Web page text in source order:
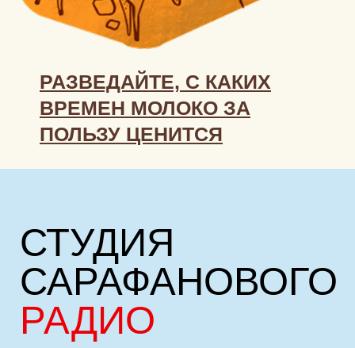
РАЗВЕДАЙТЕ, С КАКИХ
ВРЕМЕН МОЛОКО ЗА
ПОЛЬЗУ ЦЕНИТСЯ
ВСЕ